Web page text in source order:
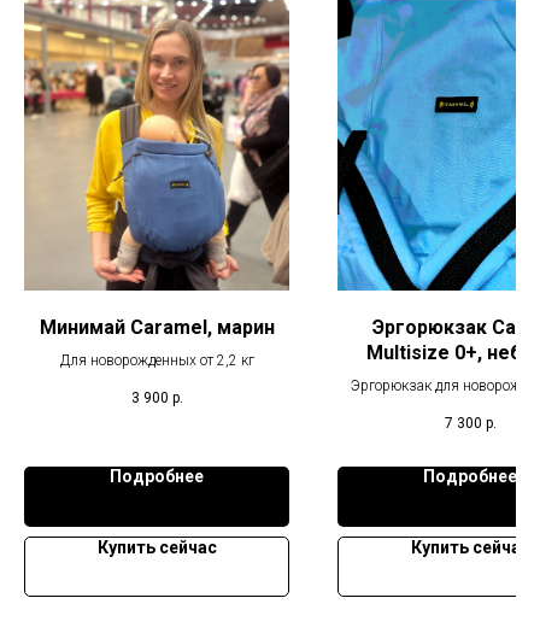
Минимай Caramel, марин
Для новорожденных от 2,2 кг
3 900 р.
Подробнее
Купить сейчас
Эргорюкзак
Multisize 0+,
голубой
Эргорюкзак для
7 300 р.
Подробнее
Купить сейчас